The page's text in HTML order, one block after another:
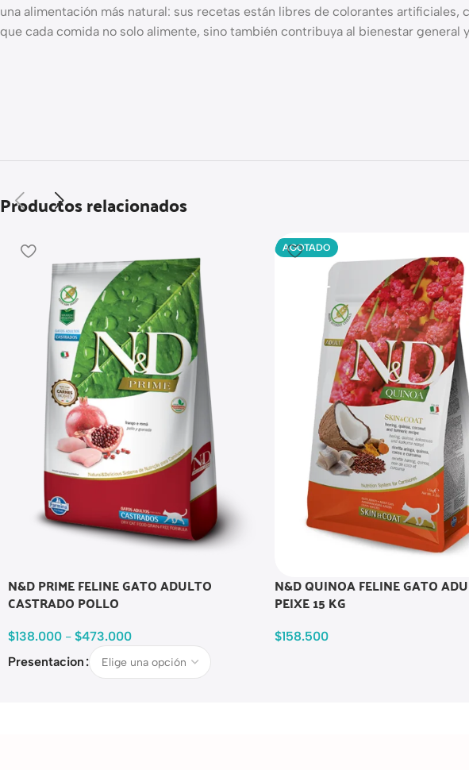
una alimentación más natural: sus recetas están libres de colorantes
que cada comida no solo alimente, sino también contribuya al bienestar general
Productos relacionados
N&D PRIME FELINE GATO ADULTO
CASTRADO POLLO
$138.000 - $473.000
Presentacion
AGOTADO
N&D QUINOA FELINE GATO
PEIXE 15 KG
$158.500